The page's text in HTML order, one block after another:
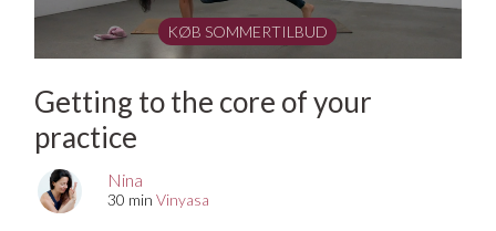
KØB SOMMERTILBUD
Getting to the core of your
practice
Nina
30 minVinyasa